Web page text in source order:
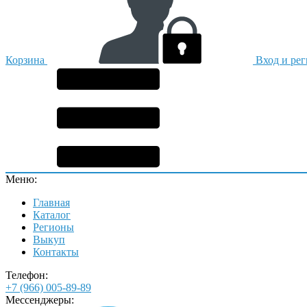
Корзина Вход и
Меню:
Главная
Каталог
Регионы
Выкуп
Контакты
Телефон:
+7 (966) 005-89-89
Мессенджеры: